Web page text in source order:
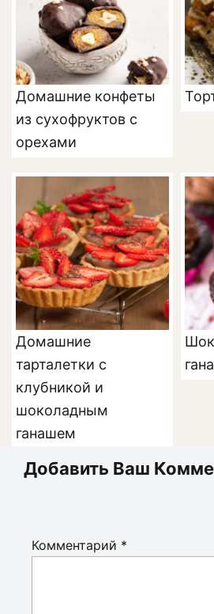
Домашние конфеты
из сухофруктов с
орехами
Домашние
тарталетки с
клубникой и
шоколадным
ганашем
Добавить Ваш
Комментарий *